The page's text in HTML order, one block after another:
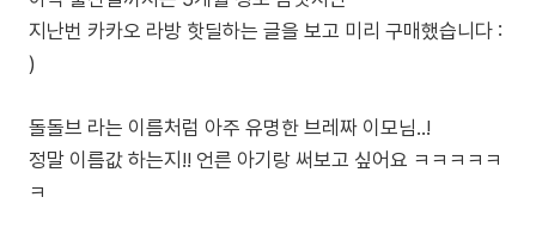
지난번 카카오 라방 핫딜하는 글을 보고 미리 구매했습니다 :
)
돌돌브 라는 이름처럼 아주 유명한 브레짜 이모님..!
정말 이름값 하는지!! 언른 아기랑 써보고 싶어요 ㅋㅋㅋㅋㅋ
ㅋ